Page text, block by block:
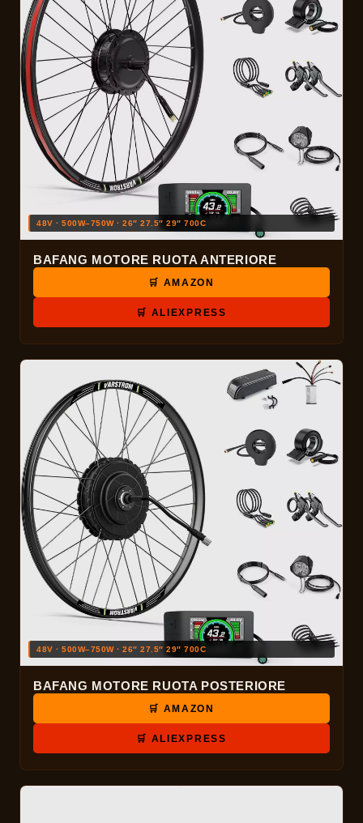
48V · 500W–750W · 26″ 27.5″ 29″ 700C
BAFANG MOTORE RUOTA ANTERIORE
🛒 AMAZON
🛒 ALIEXPRESS
48V · 500W–750W · 26″ 27.5″ 29″ 700C
BAFANG MOTORE RUOTA POSTERIORE
🛒 AMAZON
🛒 ALIEXPRESS